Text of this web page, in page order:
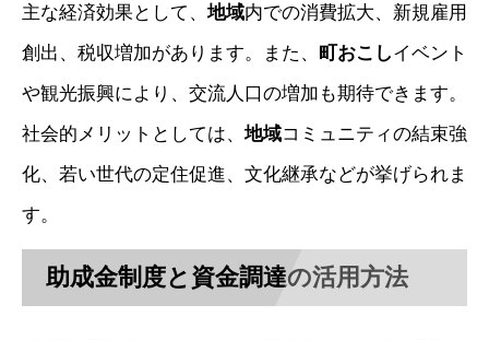
主な経済効果として、 地域内での消費拡大、新規雇用
創出、税収増加があります。また、 町おこしイベント
や観光振興により、交流人口の増加も期待できます。
社会的メリットとしては、 地域コミュニティの結束強
化、若い世代の定住促進、文化継承などが挙げられま
す。
助成金制度と資金調達の活用方法